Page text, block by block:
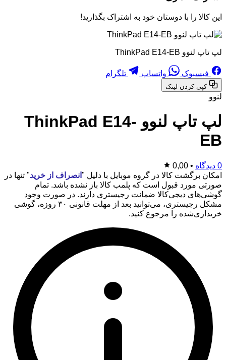
این کالا را با دوستان خود به اشتراک بگذارید!
لپ تاپ لنوو ThinkPad E14-EB
فیسبوک واتساپ تلگرام
کپی کردن لینک
لنوو
لپ تاپ لنوو ThinkPad E14-
EB
0 دیدگاه •
0,00
امکان برگشت کالا در گروه موبایل با دلیل " انصراف از خرید" تنها در
صورتی مورد قبول است که پلمب کالا باز نشده باشد. تمام
گوشی‌های دیجی‌کالا ضمانت رجیستری دارند. در صورت وجود
مشکل رجیستری، می‌توانید بعد از مهلت قانونی ۳۰ روزه، گوشی
خریداری‌شده را مرجوع کنید.